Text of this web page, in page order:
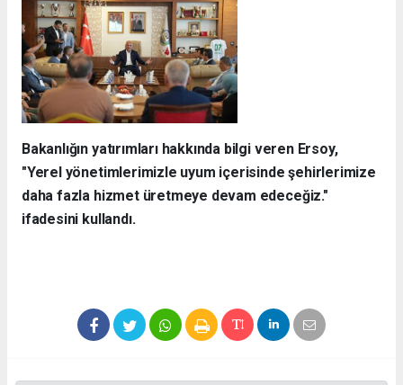
Bakanlığın yatırımları hakkında bilgi veren Ersoy,
"Yerel yönetimlerimizle uyum içerisinde şehirlerimize
daha fazla hizmet üretmeye devam edeceğiz."
ifadesini kullandı.